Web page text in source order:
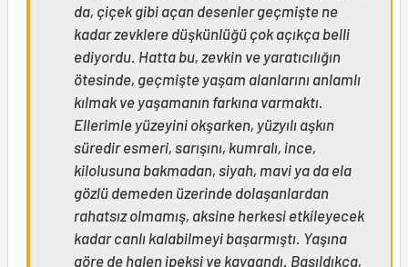
da, çiçek gibi açan desenler geçmişte ne
kadar zevklere düşkünlüğü çok açıkça belli
ediyordu. Hatta bu, zevkin ve yaratıcılığın
ötesinde, geçmişte yaşam alanlarını anlamlı
kılmak ve yaşamanın farkına varmaktı.
Ellerimle yüzeyini okşarken, yüzyılı aşkın
süredir esmeri, sarışını, kumralı, ince,
kilolusuna bakmadan, siyah, mavi ya da ela
gözlü demeden üzerinde dolaşanlardan
rahatsız olmamış, aksine herkesi etkileyecek
kadar canlı kalabilmeyi başarmıştı. Yaşına
göre de halen ipeksi ve kaygandı. Basıldıkça,